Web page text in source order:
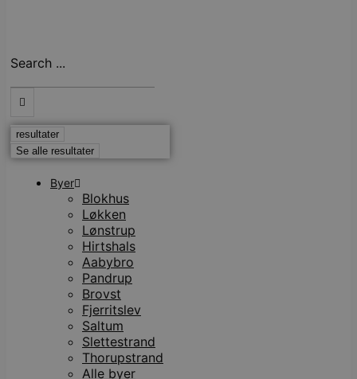
Search ...
resultater
Se alle resultater
Byer
Blokhus
Løkken
Lønstrup
Hirtshals
Aabybro
Pandrup
Brovst
Fjerritslev
Saltum
Slettestrand
Thorupstrand
Alle byer